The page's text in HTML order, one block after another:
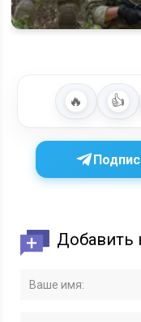
🔥 👍
Добавить